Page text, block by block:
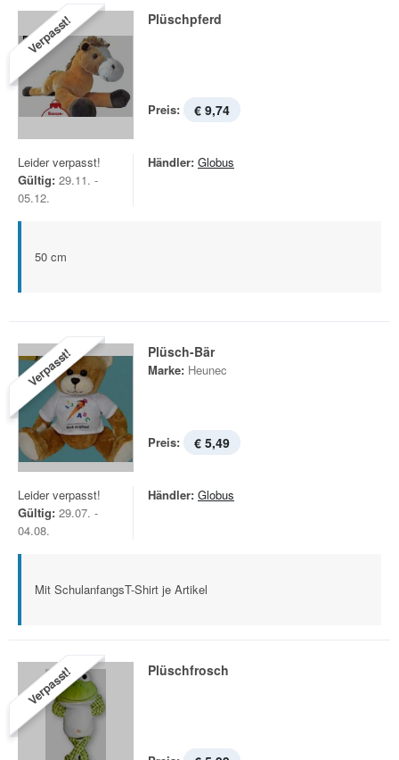
Verpasst! Plüschpferd
Preis: € 9,74
Leider verpasst!
Gültig: 29.11. -
05.12.
Händler: Globus
50 cm
Verpasst! Plüsch-Bär
Marke: Heunec
Preis: € 5,49
Leider verpasst!
Gültig: 29.07. -
04.08.
Händler: Globus
Mit SchulanfangsT-Shirt je Artikel
Verpasst! Plüschfrosch